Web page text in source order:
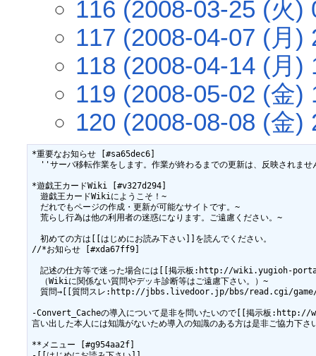
116 (2008-03-25 (火)
117 (2008-04-07 (月)
118 (2008-04-14 (月)
119 (2008-05-02 (金)
120 (2008-08-08 (金)
*重要なお知らせ [#sa65dec6]
''サーバ移転作業をします。作業が終わるまでの更新は、反映されま
*遊戯王カードWiki [#v327d294]
遊戯王カードWikiにようこそ！~
だれでもページの作成・更新が可能なサイトです。~
荒らし行為は他の利用者の迷惑になります。ご遠慮ください。~
初めての方は[[はじめにお読み下さい]]を読んでください。
//*お知らせ [#xda67ff9]
記述の仕方等で迷った場合には[[掲示板:http://wiki.yugioh-
（Wikiに関係ない質問やデッキ診断等はご遠慮下さい。）~
質問→[[質問スレ:http://jbbs.livedoor.jp/bbs/read.cgi/game/
-Convert_Cacheの導入について是非を問いたいので[[掲示板
言い出した本人には知識がないため導入の知識のある方は是非ご協力下さ
**メニュー [#g954aa2f]